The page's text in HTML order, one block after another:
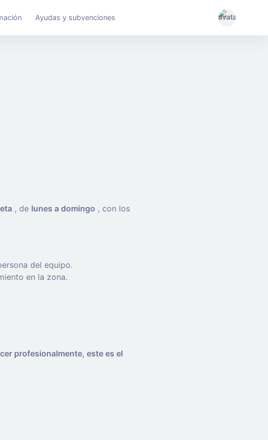
Ayudas y subvenciones
, de lunes a domingo , con los
del equipo.
en la zona.
profesionalmente, este es el